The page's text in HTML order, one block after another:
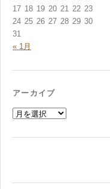
17 18 19 20 21 22 23
24 25 26 27 28 29 30
31
« 1月
アーカイブ
ア
ー